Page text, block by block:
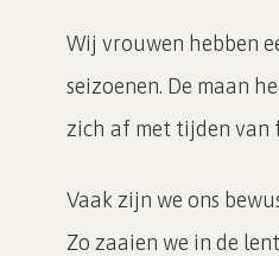
Wij vrouwen hebben
seizoenen. De maan
zich af met tijden van
Vaak zijn we ons
Zo zaaien we in de